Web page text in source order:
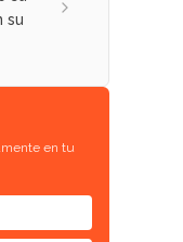
su
en tu